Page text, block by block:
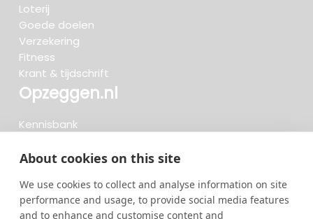
About cookies on this site
We use cookies to collect and analyse information on site
performance and usage, to provide social media features
and to enhance and customise content and
Loterij
Goede doelen
Verzekering
Fitness
Krant & tijdschrift
Opzeggen.nl
Kennisbank
Beoordelingen
Meteen opzeggen